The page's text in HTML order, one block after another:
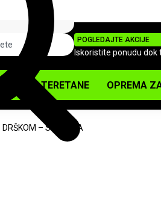
POGLEDAJTE AKCIJE
Iskoristite ponudu dok
ZA TERETANE OPREMA
– SREBRNA